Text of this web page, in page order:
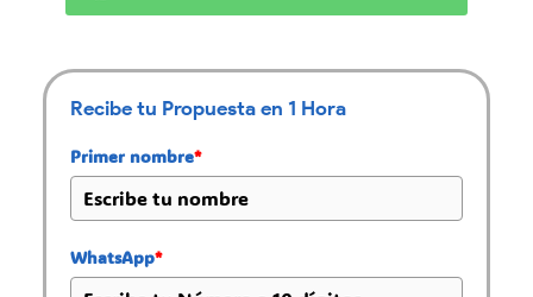
Recibe tu Propuesta en 1 Hora
Primer nombre*
WhatsApp*